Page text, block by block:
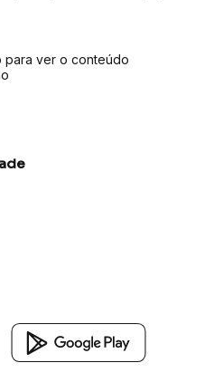
para ver o conteúdo